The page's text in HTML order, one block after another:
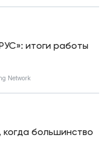
итоги работы
Network
большинство